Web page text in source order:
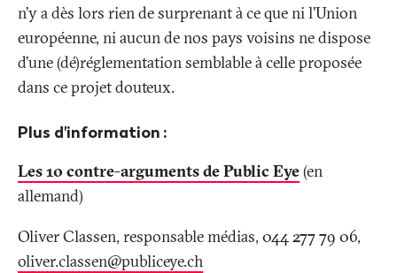
n’y a dès lors rien de surprenant à ce que ni l’Union
européenne, ni aucun de nos pays voisins ne dispose
d’une (dé)réglementation semblable à celle proposée
dans ce projet douteux.
Plus d'information :
Les 10 contre-arguments de Public Eye(en
allemand)
Oliver Classen, responsable médias, 044 277 79 06,
oliver.classen@publiceye.ch